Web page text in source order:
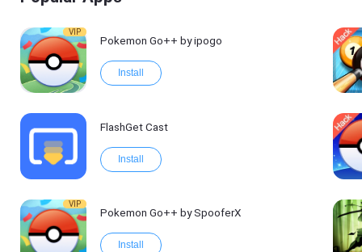
VIP
Pokemon Go++ by ipogo
Install
FlashGet Cast
Install
VIP
Pokemon Go++ by SpooferX
Install